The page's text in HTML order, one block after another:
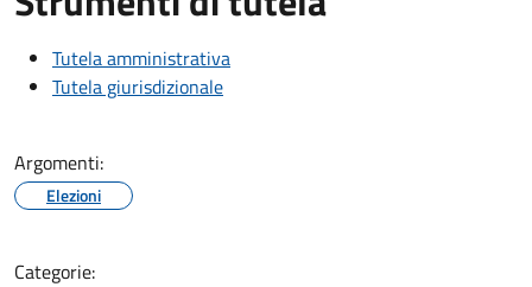
Tutela amministrativa
Tutela giurisdizionale
Argomenti:
Elezioni
Categorie: